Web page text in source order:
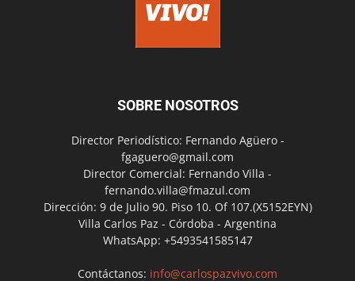
SOBRE NOSOTROS
Director Periodístico: Fernando Agüero -
fgaguero@gmail.com
Director Comercial: Fernando Villa -
fernando.villa@fmazul.com
Dirección: 9 de Julio 90. Piso 10. Of 107.(X5152EYN)
Villa Carlos Paz - Córdoba - Argentina
WhatsApp: +5493541585147
Contáctanos: info@carlospazvivo.com